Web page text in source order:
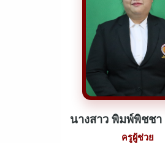
นางสาว พิมพ์พิชชา
ครูผู้ช่วย